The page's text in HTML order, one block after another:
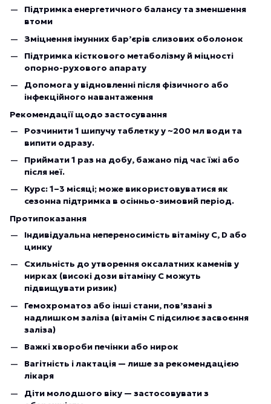
Підтримка енергетичного балансу та зменшення
втоми
Зміцнення імунних бар’єрів слизових оболонок
Підтримка кісткового метаболізму й міцності
опорно-рухового апарату
Допомога у відновленні після фізичного або
інфекційного навантаження
Рекомендації щодо застосування
Розчинити 1 шипучу таблетку у ~200 мл води та
випити одразу.
Приймати 1 раз на добу, бажано під час їжі або
після неї.
Курс: 1–3 місяці; може використовуватися як
сезонна підтримка в осінньо-зимовий період.
Протипоказання
Індивідуальна непереносимість вітаміну С, D або
цинку
Схильність до утворення оксалатних каменів у
нирках (високі дози вітаміну С можуть
підвищувати ризик)
Гемохроматоз або інші стани, пов’язані з
надлишком заліза (вітамін С підсилює засвоєння
заліза)
Важкі хвороби печінки або нирок
Вагітність і лактація — лише за рекомендацією
лікаря
Діти молодшого віку — застосовувати з